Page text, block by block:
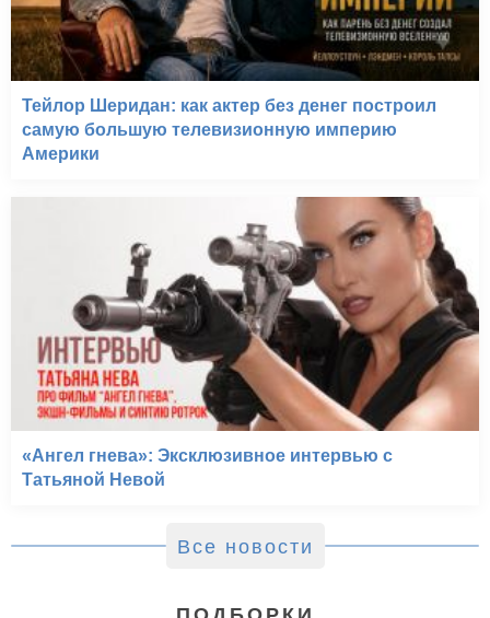
Тейлор Шеридан: как актер без денег построил
самую большую телевизионную империю
Америки
«Ангел гнева»: Эксклюзивное интервью с
Татьяной Невой
Все новости